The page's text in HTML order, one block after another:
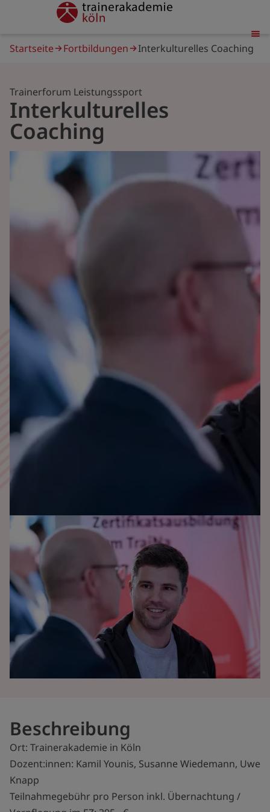
trainerakademie
Startseite Fortbildungen Interkulturelles Coaching
Interkulturelles
Coaching
Trainerforum Leistungssport
Beschreibung
Ort: Trainerakademie in Köln
Dozent:innen: Kamil Younis, Susanne Wiedemann, Uwe
Knapp
Teilnahmegebühr pro Person inkl. Übernachtung /